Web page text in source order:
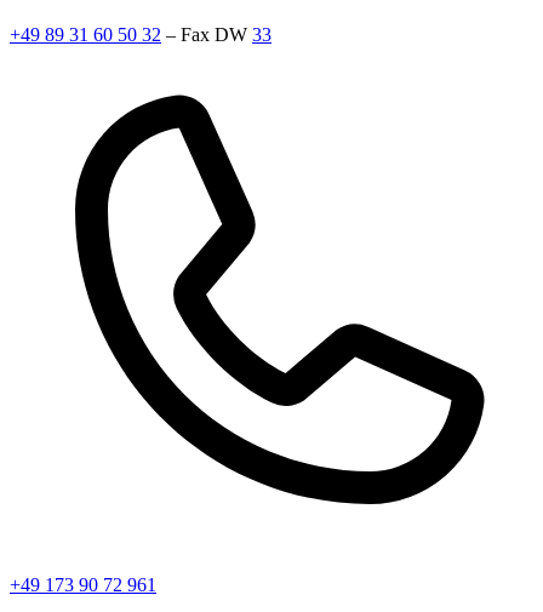
+49 89 31 60 50 32 – Fax DW 33
+49 173 90 72 961